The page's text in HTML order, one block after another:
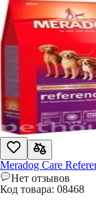
Meradog Care
Нет отзывов
Код товара: 08468